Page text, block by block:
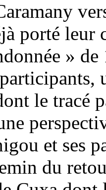
porté leur
»
le tracé
et ses
du